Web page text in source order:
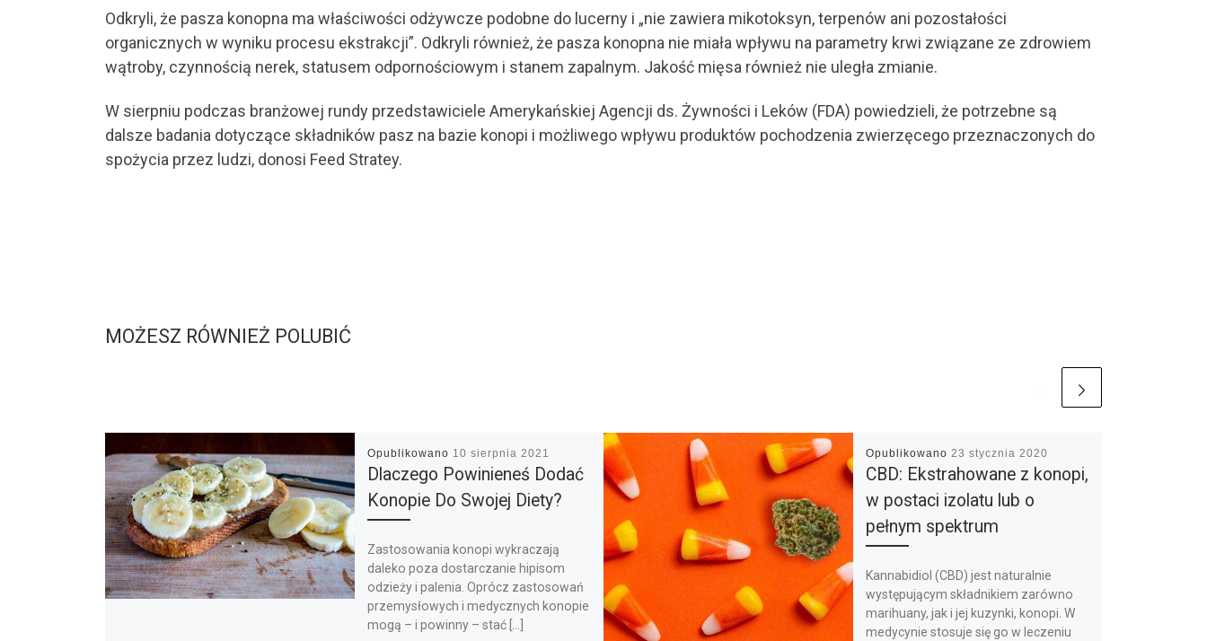
Odkryli, że pasza konopna ma właściwości odżywcze podobne do lucerny i „nie zawiera mikotoksyn, terpenów ani pozostałości
organicznych w wyniku procesu ekstrakcji”. Odkryli również, że pasza konopna nie miała wpływu na parametry krwi związane ze zdrowiem
wątroby, czynnością nerek, statusem odpornościowym i stanem zapalnym. Jakość mięsa również nie uległa zmianie.
W sierpniu podczas branżowej rundy przedstawiciele Amerykańskiej Agencji ds. Żywności i Leków (FDA) powiedzieli, że potrzebne są
dalsze badania dotyczące składników pasz na bazie konopi i możliwego wpływu produktów pochodzenia zwierzęcego przeznaczonych do
spożycia przez ludzi, donosi Feed Stratey.
MOŻESZ RÓWNIEŻ POLUBIĆ
Opublikowano 10 sierpnia 2021
Dlaczego Powinieneś Dodać
Konopie Do Swojej Diety?
Zastosowania konopi wykraczają
daleko poza dostarczanie hipisom
odzieży i palenia. Oprócz zastosowań
przemysłowych i medycznych konopie
mogą – i powinny – stać […]
Opublikowano 23 stycznia 2020
CBD: Ekstrahowane z konopi,
w postaci izolatu lub o
pełnym spektrum
Kannabidiol (CBD) jest naturalnie
występującym składnikiem zarówno
marihuany, jak i jej kuzynki, konopi. W
medycynie stosuje się go w leczeniu